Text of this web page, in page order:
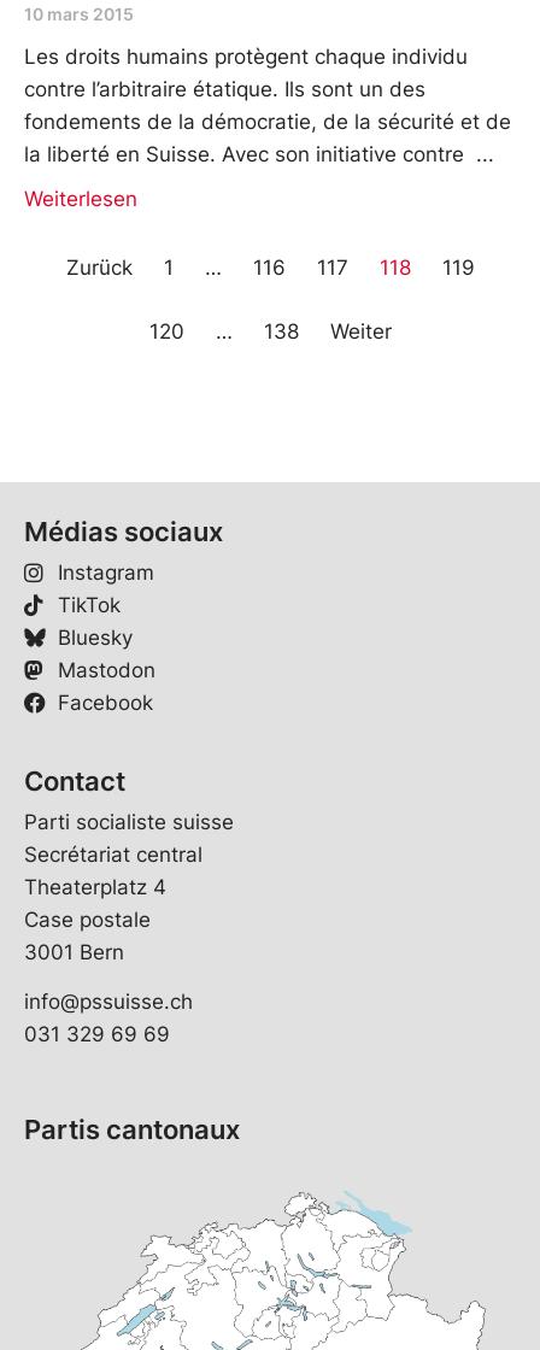
10 mars 2015
Les droits humains protègent chaque individu
contre l’arbitraire étatique. Ils sont un des
fondements de la démocratie, de la sécurité et de
la liberté en Suisse. Avec son initiative contre
Weiterlesen
Zurück 1 … 116 117 118 119
120 … 138 Weiter
Médias sociaux
Instagram
TikTok
Bluesky
Mastodon
Facebook
Contact
Parti socialiste suisse
Secrétariat central
Theaterplatz 4
Case postale
3001 Bern
info@pssuisse.ch
031 329 69 69
Partis cantonaux